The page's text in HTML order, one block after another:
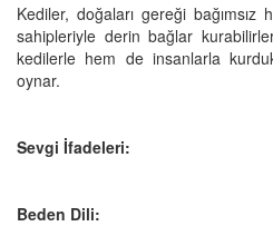
Kediler, doğaları gereği
sahipleriyle derin bağlar
kedilerle hem de insanlarla
oynar.
Sevgi İfadeleri:
Beden Dili: